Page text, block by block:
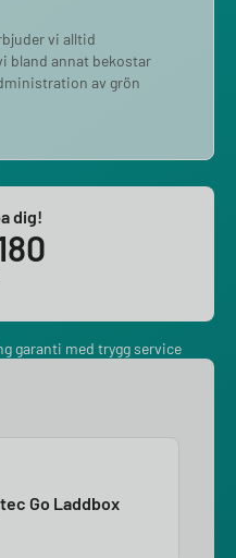
vi alltid
bland annat bekostar
av grön
dig!
garanti med trygg service
Go Laddbox